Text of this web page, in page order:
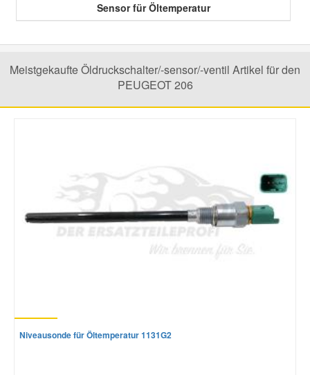
Sensor für Öltemperatur
Meistgekaufte Öldruckschalter/-sensor/-ventil Artikel für den
PEUGEOT 206
Niveausonde für Öltemperatur 1131G2
Suzuki Ersatzteile
Toyota Ersatzteile
Volvo Ersatzteile